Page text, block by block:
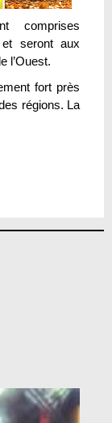
comprises
seront aux
l’Ouest.
fort près
régions. La